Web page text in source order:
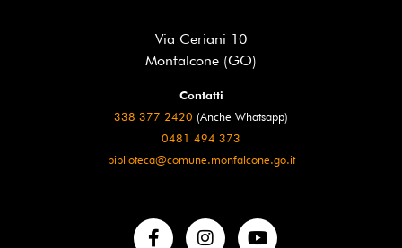
Via Ceriani 10
Monfalcone (GO)
Contatti
338 377 2420 (Anche Whatsapp)
0481 494 373
biblioteca@comune.monfalcone.go.it